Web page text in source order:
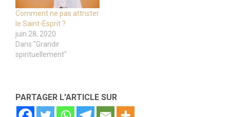
Comment ne pas attrister
le Saint-Esprit ?
juin 28, 2020
Dans "Grandir
spirituellement"
PARTAGER L'ARTICLE SUR